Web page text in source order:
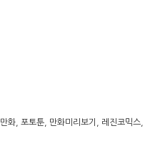
화, 포토툰, 만화미리보기, 레진코믹스